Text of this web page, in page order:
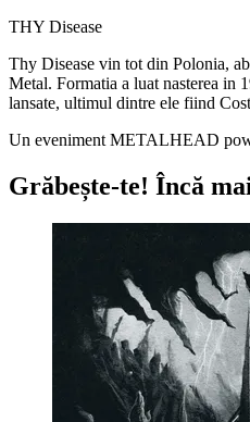
THY Disease
Thy Disease vin tot din Polonia,
Metal. Formatia a luat nasterea in
lansate, ultimul dintre ele fiind
Un eveniment METALHEAD
Grăbește-te! Încă